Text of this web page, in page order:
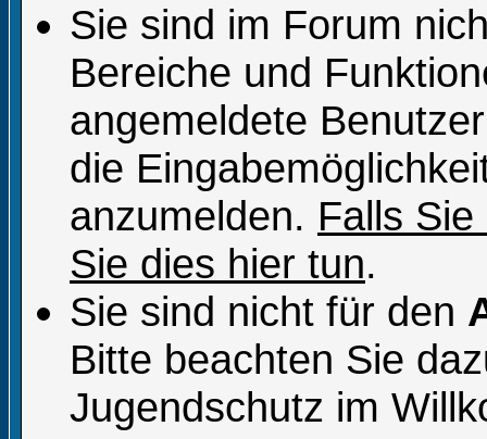
Sie sind im Forum
Bereiche und
angemeldete
die
anzumelden. Falls
Sie dies hier tun.
Sie sind nicht für den
Bitte beachten Sie
Jugendschutz im